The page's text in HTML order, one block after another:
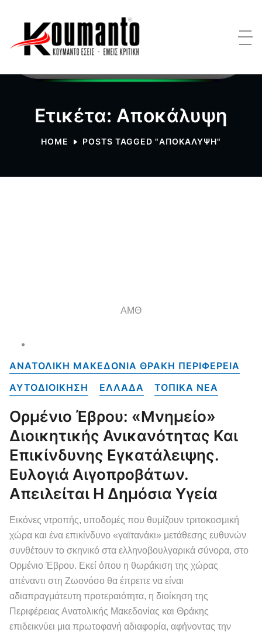
Ετικέτα: Αποκάλυψη
HOME POSTS TAGGED "ΑΠΟΚΆΛΥΨΗ"
ΑΜΘ
ΑΝΑΤΟΛΙΚΗ ΜΑΚΕΔΟΝΙΑ ΘΡΑΚΗ ΠΕΡΙΦΕΡΕΙΑ
ΑΥΤΟΔΙΟΙΚΗΣΗ
ΕΛΛΑΔΑ ΤΟΠΙΚΑ NEA
Ορμένιο Έβρου: «Μνημείο»
Διοικητικής Ανικανότητας Και
Επικίνδυνης Εγκατάλειψης.
Ευλογιά Αιγοπροβάτων.
Απειλείται Η Δημόσια Υγεία
Εικόνες ντροπής, υποδομές που θυμίζουν τριτοκοσμική
χώρα και ένα επικίνδυνο «γαϊτανάκι» μετάθεσης ευθυνών
συνθέτουν το σκηνικό στα ελληνοβουλγαρικά σύνορα, στο
Ορμένιο Έβρου. Εκεί όπου η θωράκιση της χώρας
απέναντι στη Ζωονόσο θα έπρεπε να είναι
αδιαπραγμάτευτη προτεραιότητα, η διοίκηση της
Περιφέρειας Ανατολικής Μακεδονίας και Θράκης
επιδεικνύει μια πρωτοφανή αδιαφορία, αφήνοντας την